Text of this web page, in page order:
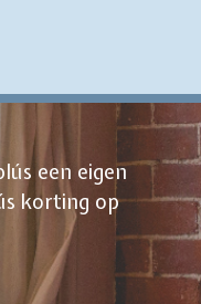
een eigen
korting op